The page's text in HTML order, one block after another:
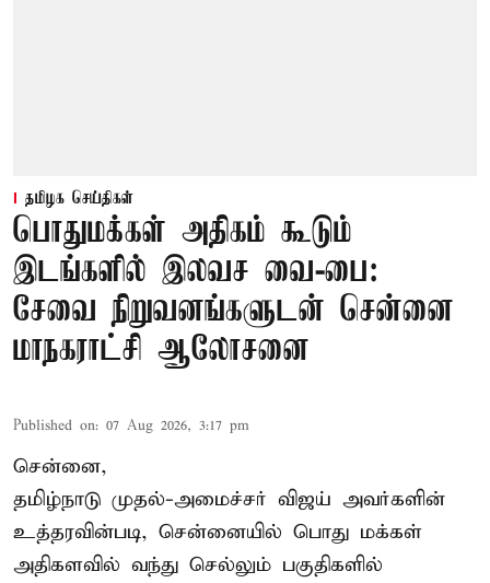
தமிழக செய்திகள்
பொதுமக்கள் அதிகம் கூடும்
இடங்களில் இலவச வை-பை:
சேவை நிறுவனங்களுடன் சென்னை
மாநகராட்சி ஆலோசனை
Published on: 07 Aug 2026, 3:17 pm
சென்னை,
தமிழ்நாடு முதல்-அமைச்சர் விஜய் அவர்களின்
உத்தரவின்படி, சென்னையில் பொது மக்கள்
அதிகளவில் வந்து செல்லும் பகுதிகளில்